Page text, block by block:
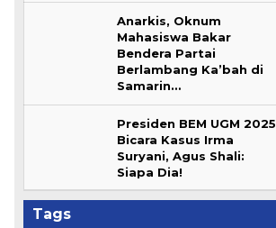
Anarkis, Oknum
Mahasiswa Bakar
Bendera Partai
Berlambang Ka’bah di
Samarin…
Presiden BEM UGM 2025
Bicara Kasus Irma
Suryani, Agus Shali:
Siapa Dia!
Tags